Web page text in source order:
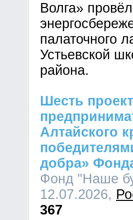
Волга»
палаточного
Устьевской
района.
Шесть
Алтайского
добра»
Фонд "Наше
12.07.2026,
367